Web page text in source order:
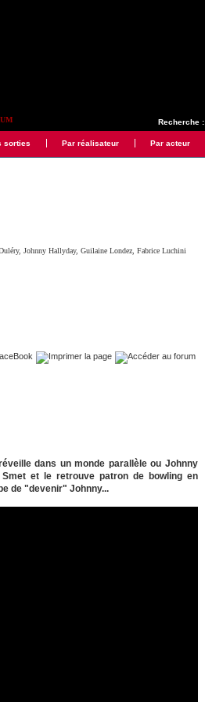
Recherche :
sorties Par réalisateur Par acteur
,Johnny Hallyday,Guilaine Londez ,Fabrice Luchini
dans un monde parallèle ou Johnny
et le retrouve patron de bowling en
de "devenir" Johnny...